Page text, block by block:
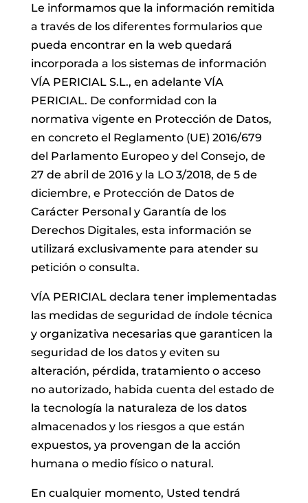
Le informamos que la información remitida
a través de los diferentes formularios que
pueda encontrar en la web quedará
incorporada a los sistemas de información
VÍA PERICIAL S.L., en adelante VÍA
PERICIAL. De conformidad con la
normativa vigente en Protección de Datos,
en concreto el Reglamento (UE) 2016/679
del Parlamento Europeo y del Consejo, de
27 de abril de 2016 y la LO 3/2018, de 5 de
diciembre, e Protección de Datos de
Carácter Personal y Garantía de los
Derechos Digitales, esta información se
utilizará exclusivamente para atender su
petición o consulta.
VÍA PERICIAL declara tener implementadas
las medidas de seguridad de índole técnica
y organizativa necesarias que garanticen la
seguridad de los datos y eviten su
alteración, pérdida, tratamiento o acceso
no autorizado, habida cuenta del estado de
la tecnología la naturaleza de los datos
almacenados y los riesgos a que están
expuestos, ya provengan de la acción
humana o medio físico o natural.
En cualquier momento, Usted tendrá